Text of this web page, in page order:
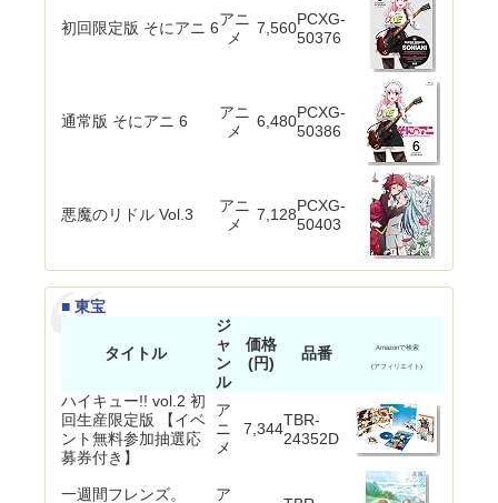
初回限定版 そにアニ 6アニ
メ
7,560PCXG-
50376
通常版 そにアニ 6
アニ
メ
6,480PCXG-
50386
悪魔のリドル Vol.3
アニ
メ
7,128PCXG-
50403
■ 東宝
タイトル
ジ
ャ
ン
ル
価格
(円)
品番 Amazonで検索
(アフィリエイト)
ハイキュー!! vol.2 初
回生産限定版 【イベ
ント無料参加抽選応
募券付き】
ア
ニ
メ
7,344TBR-
24352D
一週間フレンズ。
ア